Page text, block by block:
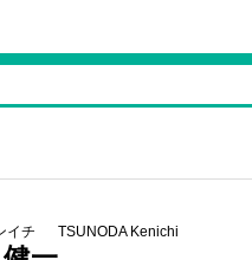
イチ TSUNODA Kenichi